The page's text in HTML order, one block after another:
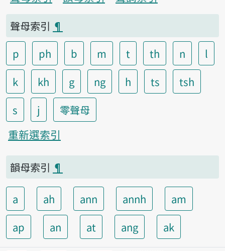
聲母索引 ¶
p
ph b m t th n
l
k
kh g ng h ts
tsh
s
j
零聲母
重新選索引
韻母索引 ¶
a ah ann annh
am
ap
an at ang ak